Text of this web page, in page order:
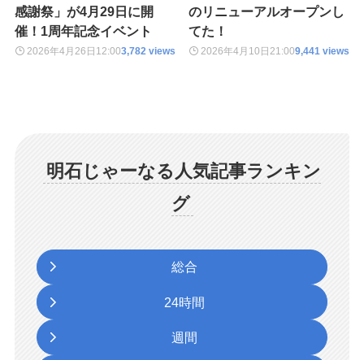
感謝祭」が4月29日に開
催！1周年記念イベント
2026年4月26日 12:003,782 views
のリニューアルオープンし
てた！
2026年4月10日21:009,441 views
明石じゃーなる人気記事ランキン
グ
総合
24時間
週間